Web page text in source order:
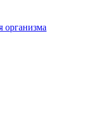
организма